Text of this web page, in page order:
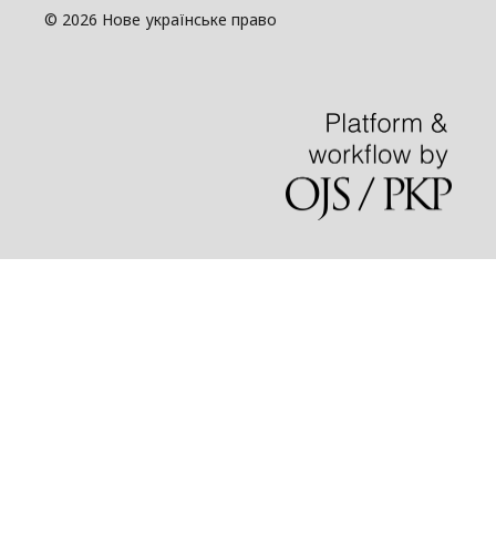
© 2026 Нове українське право